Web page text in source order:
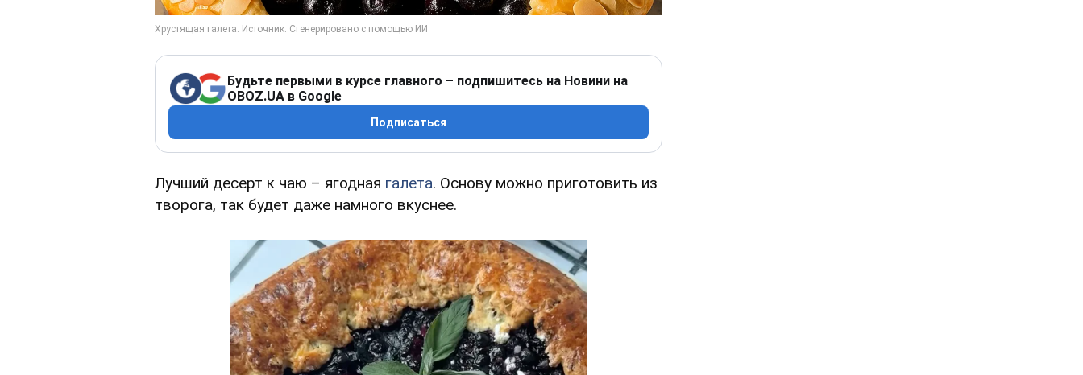
Будьте первыми в курсе главного – подпишитесь на Новини на
OBOZ.UA в Google
Подписаться
Лучший десерт к чаю – ягодная галета. Основу можно приготовить из
творога, так будет даже намного вкуснее.